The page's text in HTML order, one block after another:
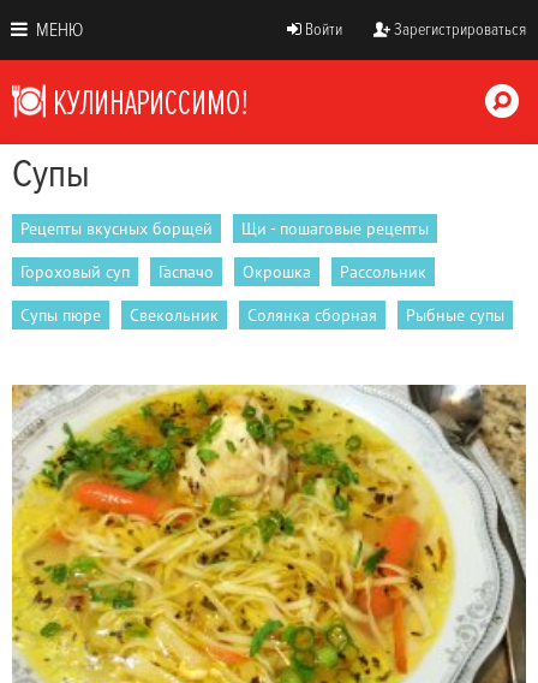
МЕНЮ Войти Зарегистрироваться
Супы
Рецепты вкусных борщей
Щи - пошаговые рецепты
Гороховый суп
Гаспачо Окрошка
Рассольник
Супы пюре
Свекольник Солянка сборная Рыбные супы